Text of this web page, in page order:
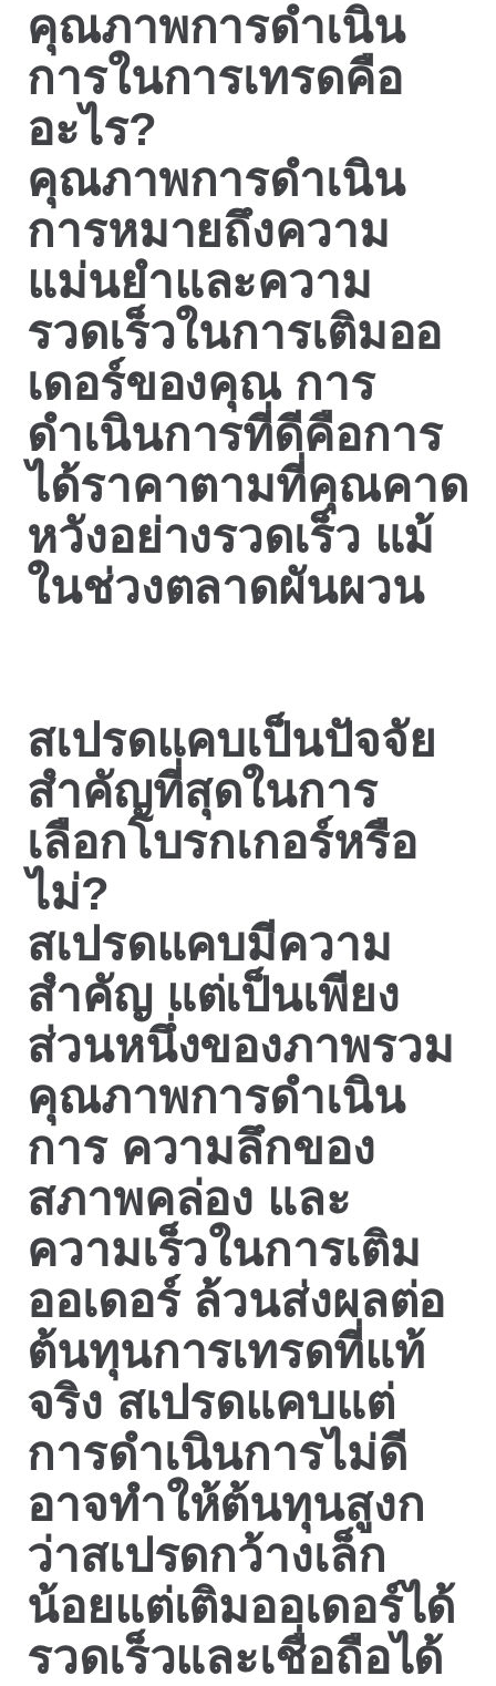
คุณภาพการดำเนิน
การในการเทรดคือ
อะไร?
คุณภาพการดำเนิน
การหมายถึงความ
แม่นยำและความ
รวดเร็วในการเติมออ
เดอร์ของคุณ การ
ดำเนินการที่ดีคือการ
ได้ราคาตามที่คุณคาด
หวังอย่างรวดเร็ว แม้
ในช่วงตลาดผันผวน
สเปรดแคบเป็นปัจจัย
สำคัญที่สุดในการ
เลือกโบรกเกอร์หรือ
ไม่?
สเปรดแคบมีความ
สำคัญ แต่เป็นเพียง
ส่วนหนึ่งของภาพรวม
คุณภาพการดำเนิน
การ ความลึกของ
สภาพคล่อง และ
ความเร็วในการเติม
ออเดอร์ ล้วนส่งผลต่อ
ต้นทุนการเทรดที่แท้
จริง สเปรดแคบแต่
การดำเนินการไม่ดี
อาจทำให้ต้นทุนสูงก
ว่าสเปรดกว้างเล็ก
น้อยแต่เติมออเดอร์ได้
รวดเร็วและเชื่อถือได้